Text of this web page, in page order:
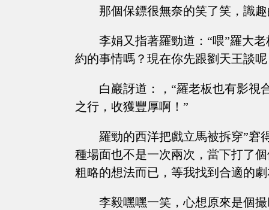
那個保鏢很無奈的笑了笑，識
李娟又指著羅勁道：“喂”羅大
約的事情嗎？現在你先跟劉天王談
白巖訝道：，“羅老板也有影視
之行，收獲豐厚啊！”
羅勁的西洋把戲立馬被拆穿”窘
種場面也不是一次兩次，當下打了
粗略的想法而已，等我找到合適的
李毅嘿嘿一笑，心想原來是個